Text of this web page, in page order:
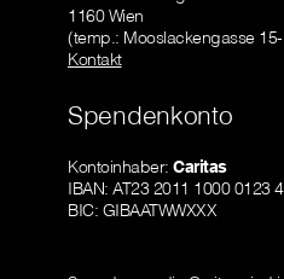
1160 Wien
(temp.: Mooslackengasse
Kontakt
Spendenkonto
Kontoinhaber: Caritas
IBAN: AT23 2011 1000 0123
BIC: GIBAATWWXXX